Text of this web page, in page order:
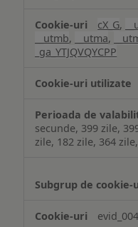
cX_G,
__utmb, __utma,
_ga_YTJQVQYCPP
secunde, 399 zile,
zile, 182 zile, 364